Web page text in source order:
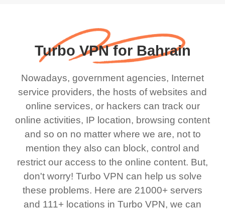
Turbo VPN for Bahrain
Nowadays, government agencies, Internet
service providers, the hosts of websites and
online services, or hackers can track our
online activities, IP location, browsing content
and so on no matter where we are, not to
mention they also can block, control and
restrict our access to the online content. But,
don't worry! Turbo VPN can help us solve
these problems. Here are 21000+ servers
and 111+ locations in Turbo VPN, we can